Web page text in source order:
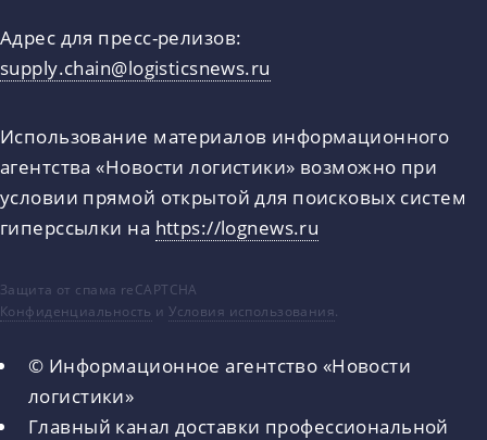
Адрес для пресс-релизов:
supply.chain@logisticsnews.ru
Использование материалов информационного
агентства «Новости логистики» возможно при
условии прямой открытой для поисковых систем
гиперссылки на https://lognews.ru
Защита от спама reCAPTCHA
Конфиденциальность иУсловия использования.
© Информационное агентство «Новости
логистики»
Главный канал доставки профессиональной